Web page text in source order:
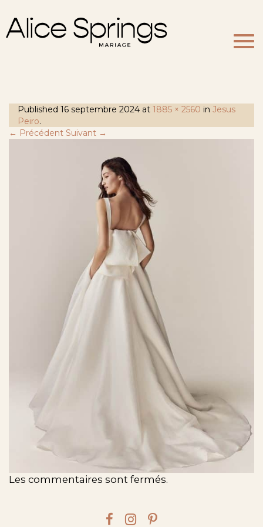
Published 16 septembre 2024 at 1885 × 2560 in Jesus
Peiro.
← Précédent Suivant →
Les commentaires sont fermés.